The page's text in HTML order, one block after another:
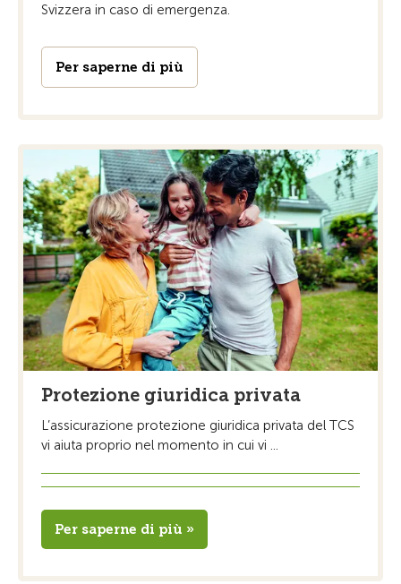
Svizzera in caso di emergenza.
Per saperne di più
Protezione giuridica privata
L’assicurazione protezione giuridica privata del TCS
vi aiuta proprio nel momento in cui vi ...
Per saperne di più »